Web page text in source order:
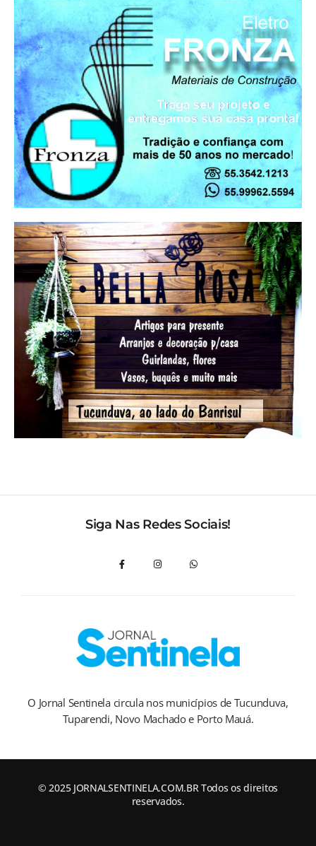
Siga Nas Redes Sociais!
O Jornal Sentinela circula nos municípios de Tucunduva,
Tuparendi, Novo Machado e Porto Mauá.
© 2025 JORNALSENTINELA.COM.BR Todos os direitos
reservados.